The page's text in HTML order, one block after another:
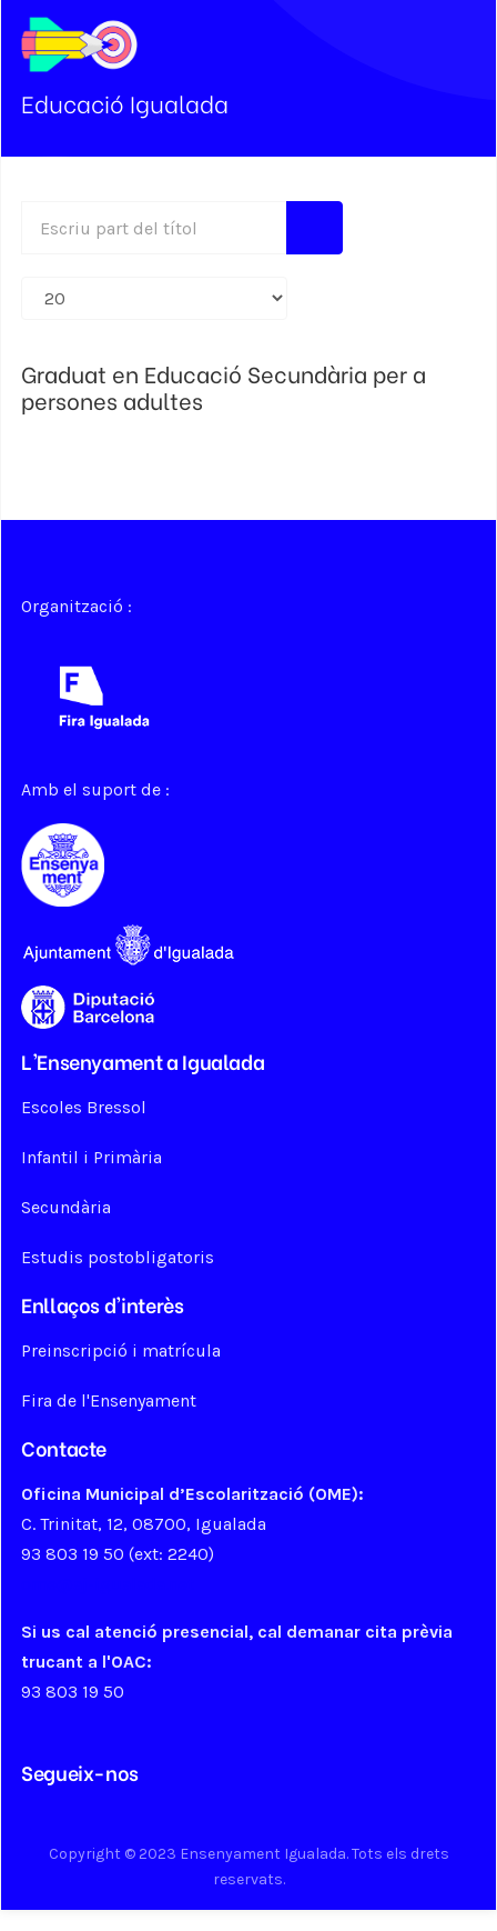
Educació Igualada
Escriu part del títol
Mostra #
Graduat en Educació Secundària per a
persones adultes
Organització :
Amb el suport de :
L'Ensenyament a Igualada
Escoles Bressol
Infantil i Primària
Secundària
Estudis postobligatoris
Enllaços d'interès
Preinscripció i matrícula
Fira de l'Ensenyament
Contacte
Oficina Municipal d’Escolarització (OME):
C. Trinitat, 12, 08700, Igualada
93 803 19 50 (ext: 2240)
Si us cal atenció presencial, cal demanar cita prèvia
trucant a l'OAC:
93 803 19 50
Segueix-nos
Copyright © 2023 Ensenyament Igualada. Tots els drets
reservats.